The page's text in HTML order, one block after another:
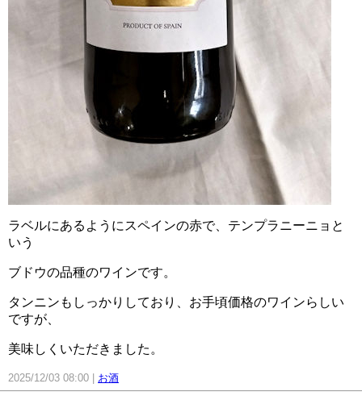
ラベルにあるようにスペインの赤で、テンプラニーニョと
いう
ブドウの品種のワインです。
タンニンもしっかりしており、お手頃価格のワインらしい
ですが、
美味しくいただきました。
2025/12/03 08:00 お酒